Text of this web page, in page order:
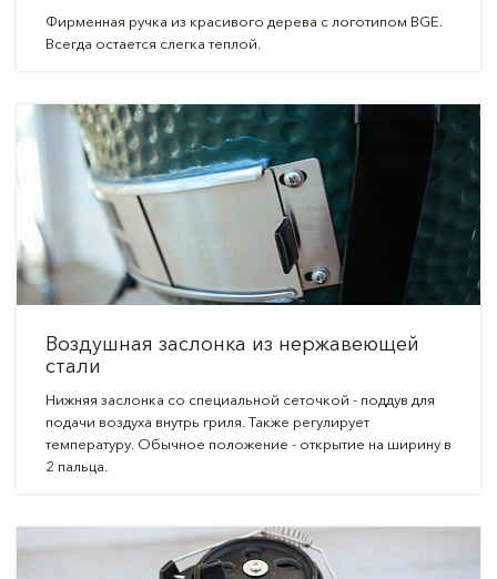
Фирменная ручка из красивого дерева с логотипом BGE.
Всегда остается слегка теплой.
Воздушная заслонка из нержавеющей
стали
Нижняя заслонка со специальной сеточкой - поддув для
подачи воздуха внутрь гриля. Также регулирует
температуру. Обычное положение - открытие на ширину в
2 пальца.